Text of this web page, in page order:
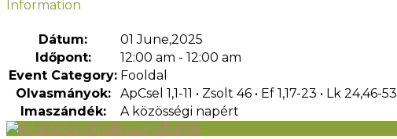
Information
Dátum:
01 June,2025
Időpont:
12:00 am - 12:00 am
Event Category: Fooldal
Olvasmányok:
ApCsel 1,1-11 • Zsolt 46 • Ef 1,17-23 • Lk 24,46-53
Imaszándék:
A közösségi napért